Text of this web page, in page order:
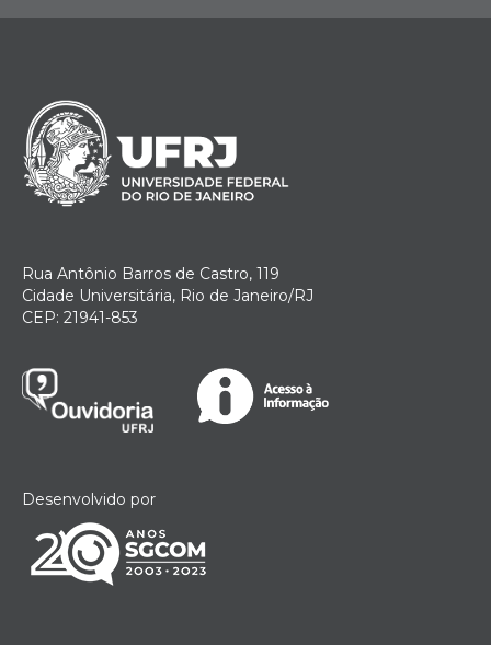
Rua Antônio Barros de Castro, 119
Cidade Universitária, Rio de Janeiro/RJ
CEP: 21941-853
Desenvolvido por